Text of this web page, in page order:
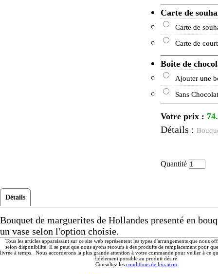
Carte de
Carte de
Carte de
Boite de
Ajouter une
Sans
Votre prix :
Détails :
Quantité
Détails
Bouquet de marguerites de Hollandes presenté en
un vase selon l'option choisie.
Tous les articles apparaissant sur ce site web représentent les types d'arrangements que nous
selon disponibilité. Il se peut que nous ayons recours à des produits de remplacement pour
livrée à temps. Nous accorderons la plus grande attention à votre commande pour veiller à ce
fidèlement possible au produit désiré.
Consultez les conditions de livraison